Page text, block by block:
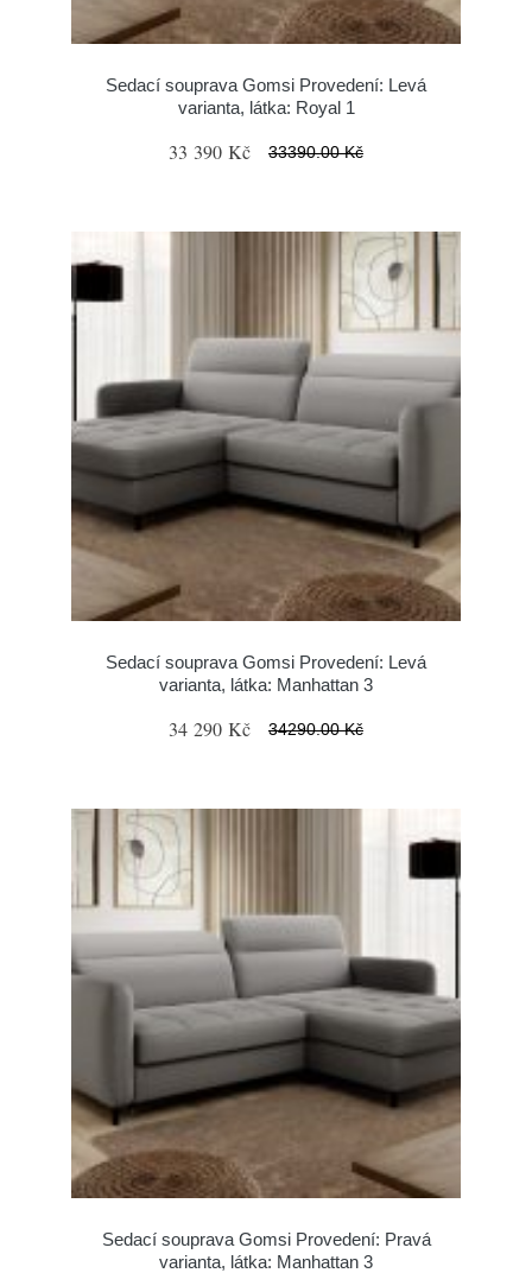
Sedací souprava Gomsi Provedení: Levá
varianta, látka: Royal 1
33 390 Kč 33390.00 Kč
Sedací souprava Gomsi Provedení: Levá
varianta, látka: Manhattan 3
34 290 Kč 34290.00 Kč
Sedací souprava Gomsi Provedení: Pravá
varianta, látka: Manhattan 3